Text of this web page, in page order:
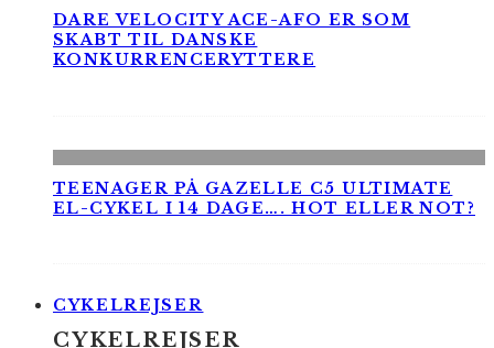
DARE VELOCITY ACE-AFO ER SOM
SKABT TIL DANSKE
KONKURRENCERYTTERE
TEENAGER PÅ GAZELLE C5 ULTIMATE
EL-CYKEL I 14 DAGE…. HOT ELLER NOT?
CYKELREJSER
CYKELREJSER